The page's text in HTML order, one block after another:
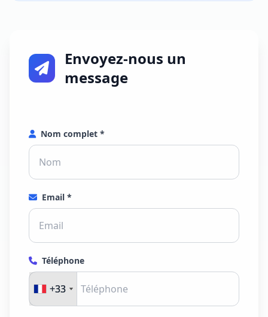
Envoyez-nous un
message
Nom complet *
Email *
Téléphone
+33
+33